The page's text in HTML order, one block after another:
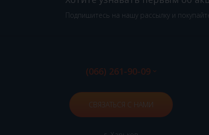
Подпишитесь на нашу рассылку и
(066) 261-90-09
СВЯЗАТЬСЯ С НАМИ